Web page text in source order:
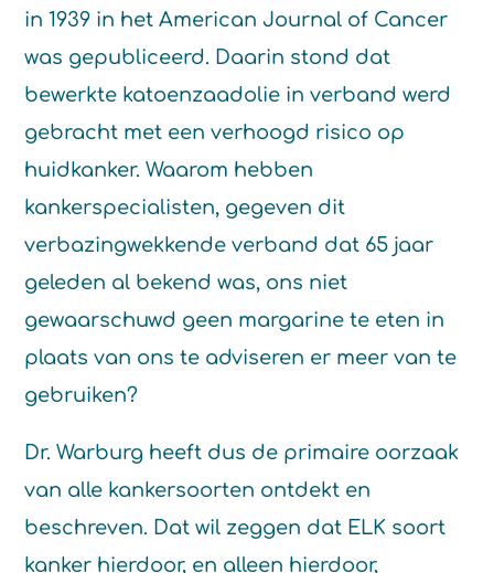
in 1939 in het American Journal of Cancer
was gepubliceerd. Daarin stond dat
bewerkte katoenzaadolie in verband werd
gebracht met een verhoogd risico op
huidkanker. Waarom hebben
kankerspecialisten, gegeven dit
verbazingwekkende verband dat 65 jaar
geleden al bekend was, ons niet
gewaarschuwd geen margarine te eten in
plaats van ons te adviseren er meer van te
gebruiken?
Dr. Warburg heeft dus de primaire oorzaak
van alle kankersoorten ontdekt en
beschreven. Dat wil zeggen dat ELK soort
kanker hierdoor, en alleen hierdoor,